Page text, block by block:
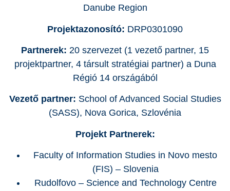
Danube Region
Projektazonosító: DRP0301090
Partnerek: 20 szervezet (1 vezető partner, 15
projektpartner, 4 társult stratégiai partner) a Duna
Régió 14 országából
Vezető partner: School of Advanced Social Studies
(SASS), Nova Gorica, Szlovénia
Projekt Partnerek:
Faculty of Information Studies in Novo mesto
(FIS) – Slovenia
Rudolfovo – Science and Technology Centre